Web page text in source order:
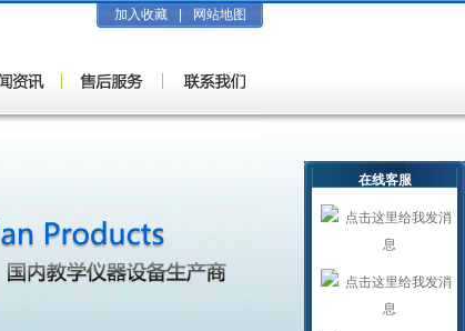
加入收藏 网站地图
在线客服